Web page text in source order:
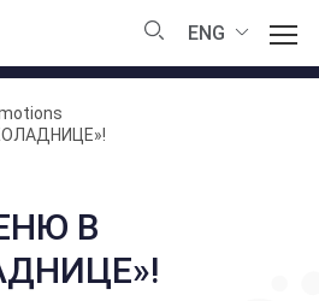
ENG
В